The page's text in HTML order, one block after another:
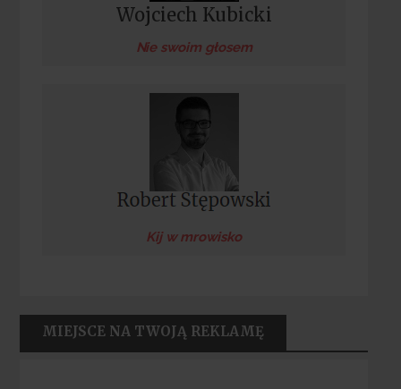
Wojciech Kubicki
Nie swoim głosem
Kij w mrowisko
MIEJSCE NA TWOJĄ REKLAMĘ